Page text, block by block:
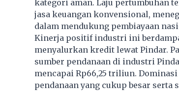
kategori aman. Laju pertumbuhan
jasa keuangan konvensional,
dalam mendukung pembiayaan
Kinerja positif industri ini
menyalurkan kredit lewat Pindar.
sumber pendanaan di industri
mencapai Rp66,25 triliun.
pendanaan yang cukup besar